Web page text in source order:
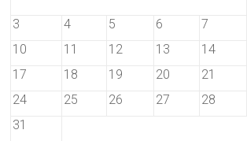
3
4 5 6 7
10
11 12 13 14
17
18 19 20 21
24
25 26 27 28
31